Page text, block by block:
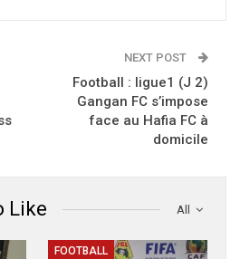
NEXT POST
Football : ligue1 (J 2)
Gangan FC s’impose
face au Hafia FC à
domicile
All
Like
FOOTBALL